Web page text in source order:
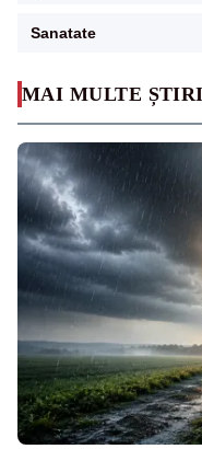
MAI MULTE
Sanatate